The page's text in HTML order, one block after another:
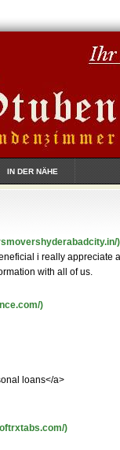
IN DER NÄHE
)
i really appreciate
with all of us.
)
loans</a>
)